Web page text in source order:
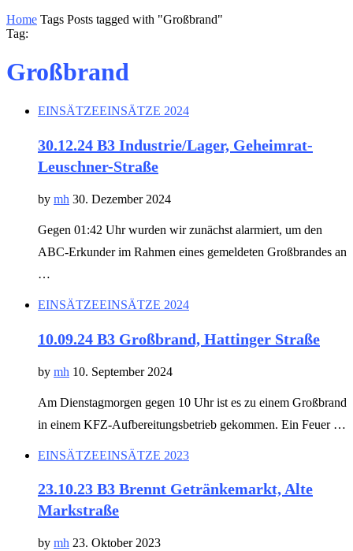
Home Tags Posts tagged with "Großbrand"
Tag:
Großbrand
EINSÄTZEEINSÄTZE 2024
30.12.24 B3 Industrie/Lager, Geheimrat-
Leuschner-Straße
by mh 30. Dezember 2024
Gegen 01:42 Uhr wurden wir zunächst alarmiert, um den
ABC-Erkunder im Rahmen eines gemeldeten Großbrandes an
…
EINSÄTZEEINSÄTZE 2024
10.09.24 B3 Großbrand, Hattinger Straße
by mh 10. September 2024
Am Dienstagmorgen gegen 10 Uhr ist es zu einem Großbrand
in einem KFZ-Aufbereitungsbetrieb gekommen. Ein Feuer …
EINSÄTZEEINSÄTZE 2023
23.10.23 B3 Brennt Getränkemarkt, Alte
Markstraße
by mh 23. Oktober 2023